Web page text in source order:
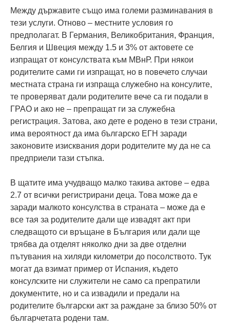
Между държавите също има големи разминавания в
тези услуги. Отново – местните условия го
предполагат. В Германия, Великобритания, Франция,
Белгия и Швеция между 1.5 и 3% от актовете се
изпращат от консулствата към МВнР. При някои
родителите сами ги изпращат, но в повечето случаи
местната страна ги изпраща служебно на консулите,
те проверяват дали родителите вече са ги подали в
ГРАО и ако не – препращат ги за служебна
регистрация. Затова, ако дете е родено в тези страни,
има вероятност да има българско ЕГН заради
законовите изисквания дори родителите му да не са
предприели тази стъпка.
В щатите има учудващо малко такива актове – едва
2.7 от всички регистрирани деца. Това може да е
заради малкото консулства в страната – може да е
все тая за родителите дали ще извадят акт при
следващото си връщане в България или дали ще
трябва да отделят няколко дни за две отделни
пътувания на хиляди километри до посолството. Тук
могат да взимат пример от Испания, където
консулските ни служители не само са препратили
документите, но и са извадили и предали на
родителите български акт за раждане за близо 50% от
българчетата родени там.